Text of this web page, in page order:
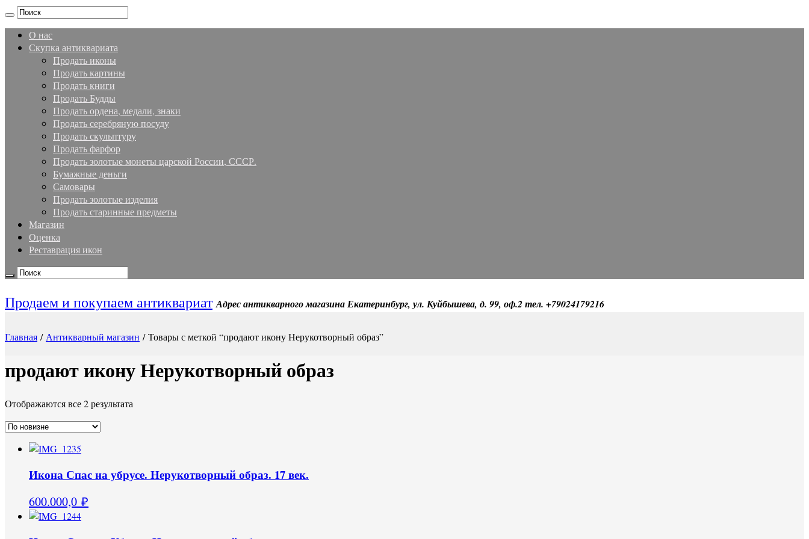
О нас
Скупка антиквариата
Продать иконы
Продать картины
Продать книги
Продать Будды
Продать ордена, медали, знаки
Продать серебряную посуду
Продать скульптуру
Продать фарфор
Продать золотые монеты царской России, СССР.
Бумажные деньги
Самовары
Продать золотые изделия
Продать старинные предметы
Магазин
Оценка
Реставрация икон
Продаем и покупаем антиквариат Адрес антикварного магазина Екатеринбург, ул. Куйбышева, д. 99, оф.2 тел. +79024179216
Главная / Антикварный магазин / Товары с меткой “продают икону Нерукотворный образ”
продают икону Нерукотворный образ
Отображаются все 2 результата
Икона Спас на убрусе. Нерукотворный образ. 17 век.
600.000,0 ₽